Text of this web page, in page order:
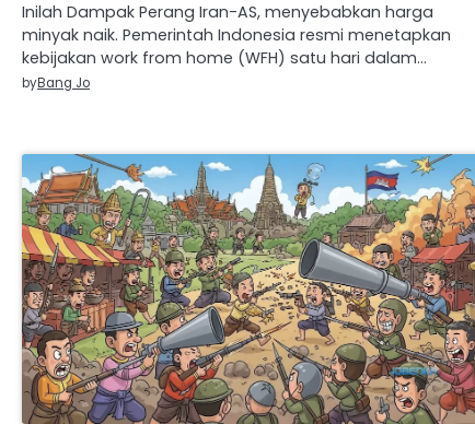
Inilah Dampak Perang Iran-AS, menyebabkan harga
minyak naik. Pemerintah Indonesia resmi menetapkan
kebijakan work from home (WFH) satu hari dalam…
byBang Jo